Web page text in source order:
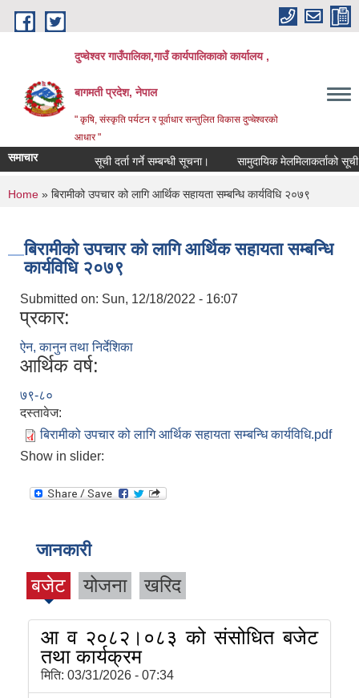
Skip to main content
दुप्चेश्वर गाउँपालिका,गाउँ कार्यपालिकाको कार्यालय ,
बागमती प्रदेश, नेपाल
" कृषि, संस्कृति पर्यटन र पूर्वाधार सन्तुलित विकास दुप्चेश्वरको
आधार "
समाचार सूची दर्ता गर्ने सम्बन्धी सूचना। सामुदायिक मेलमिलाकर्ताको सूची
You are here
Home » बिरामीको उपचार को लागि आर्थिक सहायता सम्बन्धि कार्यविधि २०७९
बिरामीको उपचार को लागि आर्थिक सहायता सम्बन्धि
कार्यविधि २०७९
Submitted on: Sun, 12/18/2022 - 16:07
प्रकार:
ऐन, कानुन तथा निर्देशिका
आर्थिक वर्ष:
७९-८०
दस्तावेज:
बिरामीको उपचार को लागि आर्थिक सहायता सम्बन्धि कार्यविधि.pdf
Show in slider:
जानकारी
बजेट योजना खरिद
आ व २०८२।०८३ को संसोधित बजेट
तथा कार्यक्रम
मिति: 03/31/2026 - 07:34